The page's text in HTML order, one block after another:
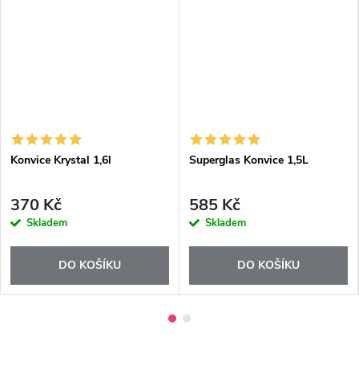
Konvice Krystal 1,6l
370 Kč
Skladem
DO KOŠÍKU
Superglas Konvice 1,5L
585 Kč
Skladem
DO KOŠÍKU